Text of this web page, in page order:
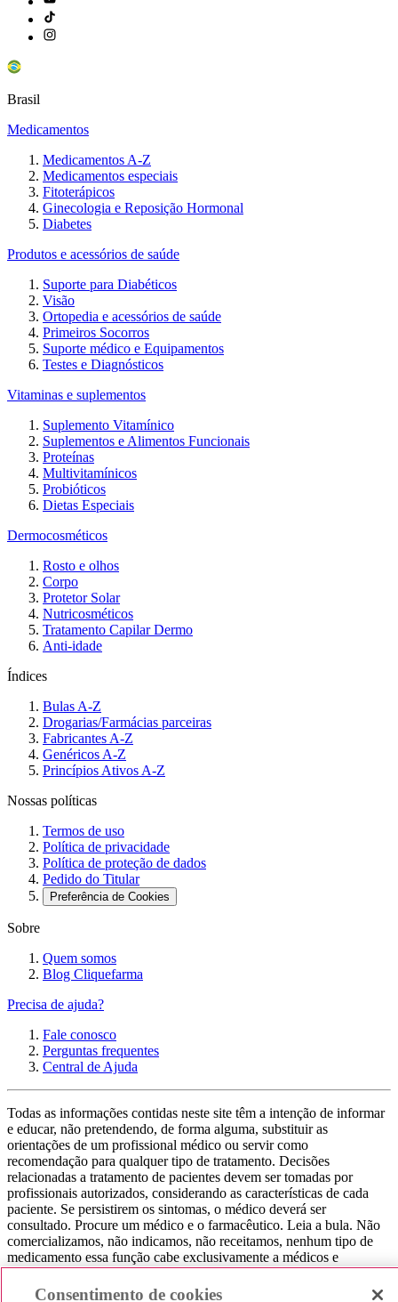
Brasil
Medicamentos
Medicamentos A-Z
Medicamentos especiais
Fitoterápicos
Ginecologia e Reposição Hormonal
Diabetes
Produtos e acessórios de saúde
Suporte para Diabéticos
Visão
Ortopedia e acessórios de saúde
Primeiros Socorros
Suporte médico e Equipamentos
Testes e Diagnósticos
Vitaminas e suplementos
Suplemento Vitamínico
Suplementos e Alimentos Funcionais
Proteínas
Multivitamínicos
Probióticos
Dietas Especiais
Dermocosméticos
Rosto e olhos
Corpo
Protetor Solar
Nutricosméticos
Tratamento Capilar Dermo
Anti-idade
Índices
Bulas A-Z
Drogarias/Farmácias parceiras
Fabricantes A-Z
Genéricos A-Z
Princípios Ativos A-Z
Nossas políticas
Termos de uso
Política de privacidade
Política de proteção de dados
Pedido do Titular
Preferência de Cookies
Sobre
Quem somos
Blog Cliquefarma
Precisa de ajuda?
Fale conosco
Perguntas frequentes
Central de Ajuda
Todas as informações contidas neste site têm a intenção de informar
e educar, não pretendendo, de forma alguma, substituir as
orientações de um profissional médico ou servir como
recomendação para qualquer tipo de tratamento. Decisões
relacionadas a tratamento de pacientes devem ser tomadas por
profissionais autorizados, considerando as características de cada
paciente. Se persistirem os sintomas, o médico deverá ser
consultado. Procure um médico e o farmacêutico. Leia a bula. Não
comercializamos, não indicamos, não receitamos, nenhum tipo de
medicamento essa função cabe exclusivamente a médicos e
farmacêuticos. Não consuma qualquer tipo de medicamento sem
consultar seu médico. Não somos uma loja ou marketplace, ou seja,
Consentimento de cookies